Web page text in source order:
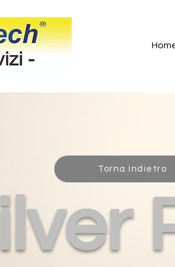
Torna Indietro